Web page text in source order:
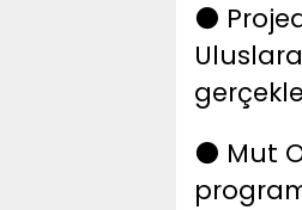
⚫
⚫
Mut